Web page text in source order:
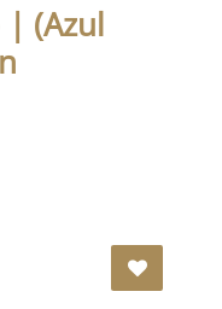
| (Azul